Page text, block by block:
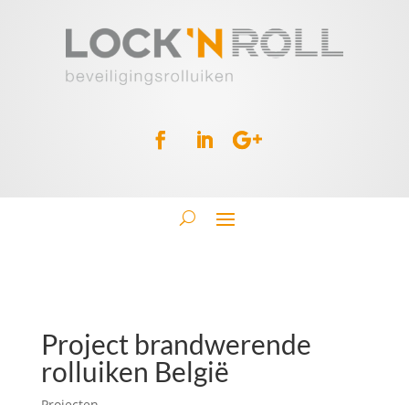
Project brandwerende
rolluiken België